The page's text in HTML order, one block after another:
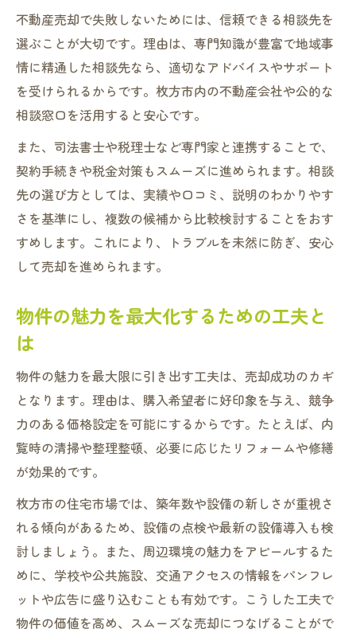
不動産売却で失敗しないためには、信頼できる相談先を
選ぶことが大切です。理由は、専門知識が豊富で地域事
情に精通した相談先なら、適切なアドバイスやサポート
を受けられるからです。枚方市内の不動産会社や公的な
相談窓口を活用すると安心です。
また、司法書士や税理士など専門家と連携することで、
契約手続きや税金対策もスムーズに進められます。相談
先の選び方としては、実績や口コミ、説明のわかりやす
さを基準にし、複数の候補から比較検討することをおす
すめします。これにより、トラブルを未然に防ぎ、安心
して売却を進められます。
物件の魅力を最大化するための工夫と
は
物件の魅力を最大限に引き出す工夫は、売却成功のカギ
となります。理由は、購入希望者に好印象を与え、競争
力のある価格設定を可能にするからです。たとえば、内
覧時の清掃や整理整頓、必要に応じたリフォームや修繕
が効果的です。
枚方市の住宅市場では、築年数や設備の新しさが重視さ
れる傾向があるため、設備の点検や最新の設備導入も検
討しましょう。また、周辺環境の魅力をアピールするた
めに、学校や公共施設、交通アクセスの情報をパンフレ
ットや広告に盛り込むことも有効です。こうした工夫で
物件の価値を高め、スムーズな売却につなげることがで